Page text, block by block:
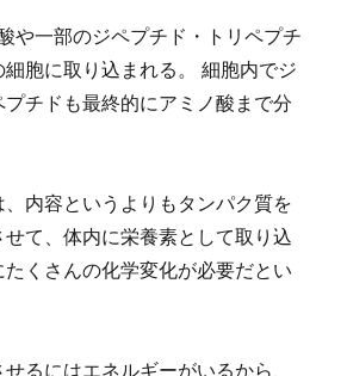
や一部のジペプチド・トリペプチ
細胞に取り込まれる。 細胞内でジ
チドも最終的にアミノ酸まで分
内容というよりもタンパク質を
て、体内に栄養素として取り込
くさんの化学変化が必要だとい
るにはエネルギーがいるから、